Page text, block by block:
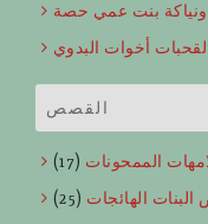
ونياكة بنت عمي حصة
أخوات البدوي
القصص
الممحونات (17)
الهائجات (25)